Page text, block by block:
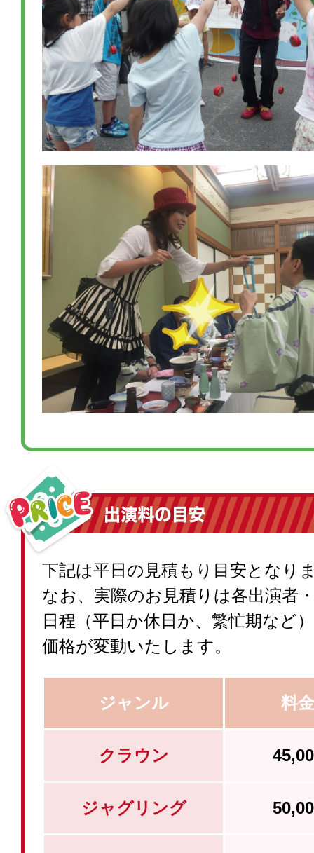
下記は平日の見積もり目安となり
なお、実際のお見積りは各出演者
日程（平日か休日か、繁忙期など
価格が変動いたします。
ジャンル 料
クラウン
ジャグリング